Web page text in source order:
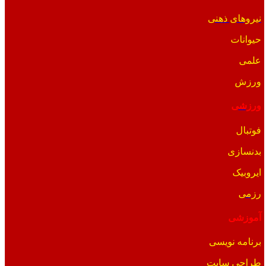
نیروهای ذهنی
حیوانات
علمی
ورزش
ورزشی
فوتبال
بدنسازی
ایروبیک
رزمی
آموزشی
برنامه نویسی
طراحی سایت